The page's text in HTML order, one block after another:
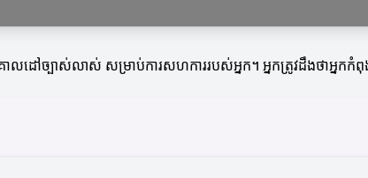
លដៅច្បាស់លាស់ សម្រាប់ការសហការរបស់អ្នក។ អ្នកត្រូវដឹងថាអ្នក